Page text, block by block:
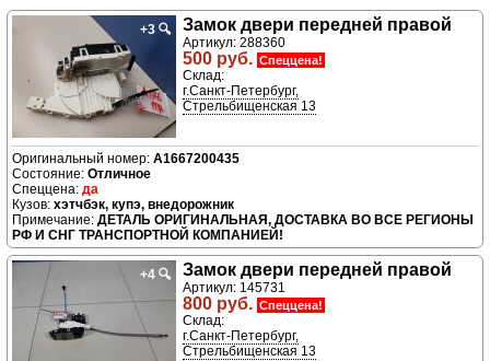
+3 🔍 Замок двери передней правой
Артикул: 288360
500 руб. Спеццена!
Склад:
г.Санкт-Петербург,
Стрельбищенская 13
A1667200435
Отличное
да
хэтчбэк, купэ, внедорожник
ДЕТАЛЬ ОРИГИНАЛЬНАЯ, ДОСТАВКА ВО ВСЕ РЕГИОНЫ
РФ И СНГ ТРАНСПОРТНОЙ КОМПАНИЕЙ!
+4 🔍 Замок двери передней правой
Артикул: 145731
800 руб. Спеццена!
Склад:
г.Санкт-Петербург,
Стрельбищенская 13